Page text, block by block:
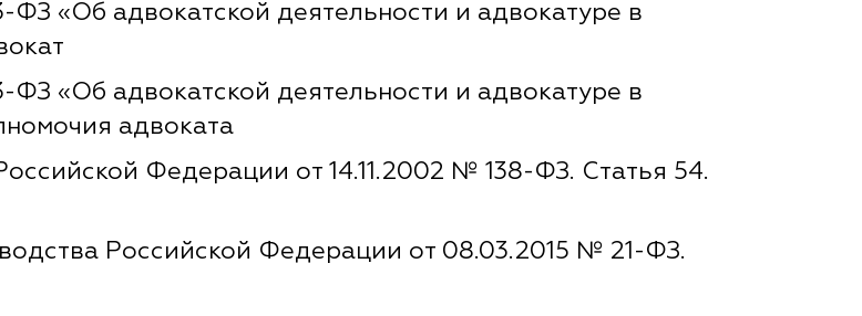
«Об адвокатской деятельности и адвокатуре в
«Об адвокатской деятельности и адвокатуре в
адвоката
Федерации от 14.11.2002 № 138-ФЗ. Статья 54.
Российской Федерации от 08.03.2015 № 21-ФЗ.